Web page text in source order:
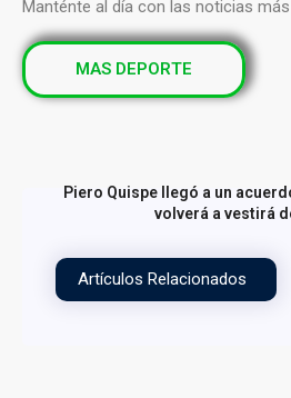
Manténte al día con las noticias
MAS DEPORTE
Piero Quispe llegó a un
volverá a vestirá
Artículos Relacionados